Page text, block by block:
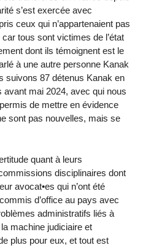
s’est exercée avec
ceux qui n’appartenaient pas
tous sont victimes de l’état
dont ils témoignent est le
à une autre personne Kanak
suivons 87 détenus Kanak en
mai 2024, avec qui nous
de mettre en évidence
sont pas nouvelles, mais se
quant à leurs
disciplinaires dont
avocat•es qui n’ont été
d’office au pays avec
administratifs liés à
machine judiciaire et
plus pour eux, et tout est